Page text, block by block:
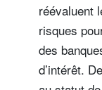
réévaluent
risques
des
d’intérêt.